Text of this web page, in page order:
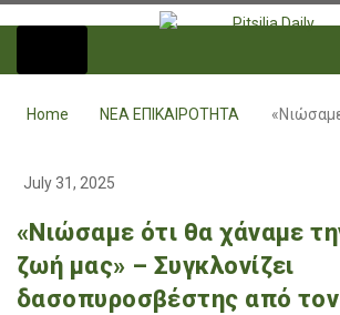
Home ΝΕΑ ΕΠΙΚΑΙΡΟΤΗΤΑ «Νιώσαμε
July 31, 2025
«Νιώσαμε ότι θα χάναμε
ζωή μας» – Συγκλονίζει
δασοπυροσβέστης από τον